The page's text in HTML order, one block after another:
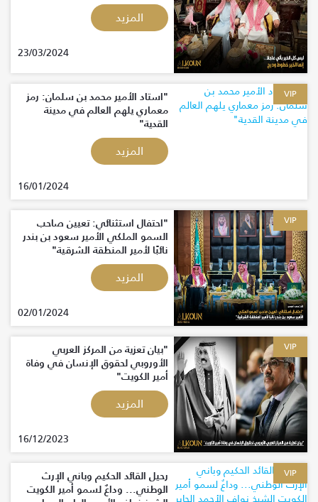
المزيد
23/03/2024
VIP "استاد الأمير محمد بن سلمان: رمز
معماري يلهم العالم في مدينة
القدية"
المزيد
16/01/2024
VIP "احتفال استثنائي: تعيين صاحب
السمو الملكي الأمير سعود بن بندر
نائبًا لأمير المنطقة الشرقية"
المزيد
02/01/2024
VIP "بيان تعزية من المركز العربي
الأوروبي لحقوق الإنسان في وفاة
أمير الكويت"
المزيد
16/12/2023
VIP رحيل القائد الحكيم وباني الإرث
الوطني... وداعٌ لسمو أمير الكويت